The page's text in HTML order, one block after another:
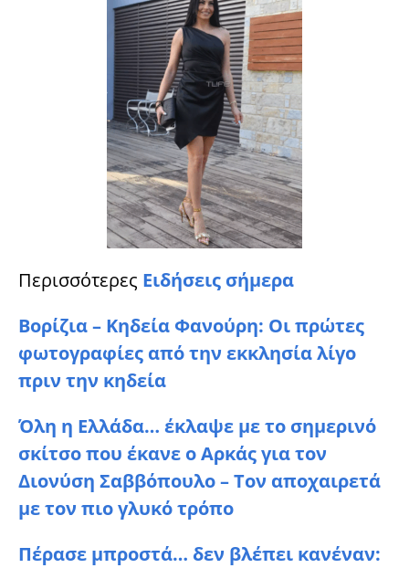
Περισσότερες Ειδήσεις σήμερα
Βορίζια – Κηδεία Φανούρη: Οι πρώτες
φωτoγραφίες από την εκκλησία λίγο
πριν την κηδεία
Όλη η Ελλάδα… έκλαψε με το σημερινό
σκίτσο που έκανε ο Αρκάς για τον
Διονύση Σαββόπουλο – Τον αποχαιρετά
με τον πιο γλυκό τρόπο
Πέρασε μπροστά… δεν βλέπει κανέναν: